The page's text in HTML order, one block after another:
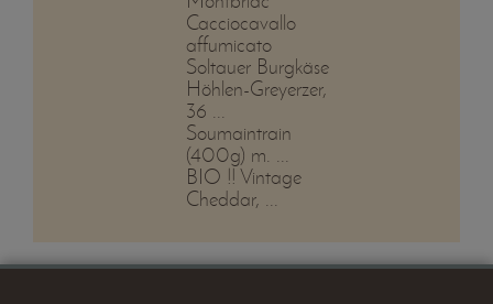
Cacciocavallo
affumicato
Soltauer Burgkäse
Höhlen-Greyerzer,
36 ...
Soumaintrain
(400g) m. ...
BIO !! Vintage
Cheddar, ...